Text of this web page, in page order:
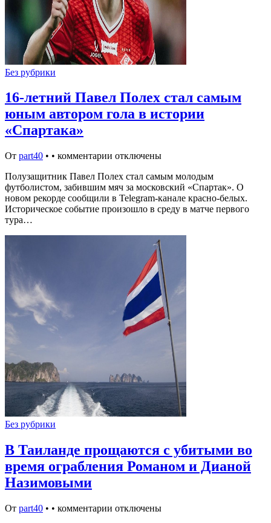
Без рубрики
16-летний Павел Полех стал самым
юным автором гола в истории
«Спартака»
От part40 • • комментарии отключены
Полузащитник Павел Полех стал самым молодым
футболистом, забившим мяч за московский «Спартак». О
новом рекорде сообщили в Telegram-канале красно-белых.
Историческое событие произошло в среду в матче первого
тура…
Без рубрики
В Таиланде прощаются с убитыми во
время ограбления Романом и Дианой
Назимовыми
От part40 • • комментарии отключены